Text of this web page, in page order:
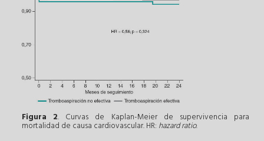
Figura 2. Curvas de Kaplan-Meier de supervivencia para
mortalidad de causa cardiovascular. HR: hazard ratio.